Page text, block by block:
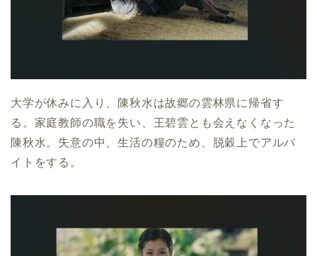
大学が休みに入り、陳秋水は故郷の雲林県に帰省す
る。家庭教師の職を失い、王碧雲とも会えなくなった
陳秋水。失意の中、生活の糧のため、脱穀上でアルバ
イトをする。